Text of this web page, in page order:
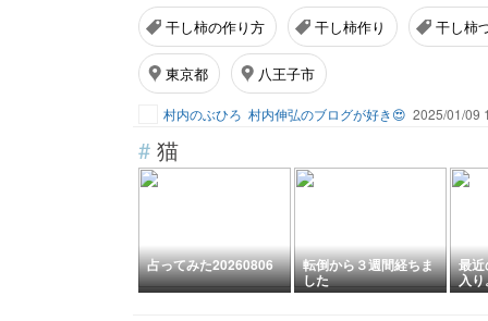
干し柿の作り方 干し柿作り 干し柿
東京都 八王子市
村内のぶひろ 村内伸弘のブログが好き😍 2025/01/09
# 猫
占ってみた20260806 転倒から３週間経ちま
した
最
入り